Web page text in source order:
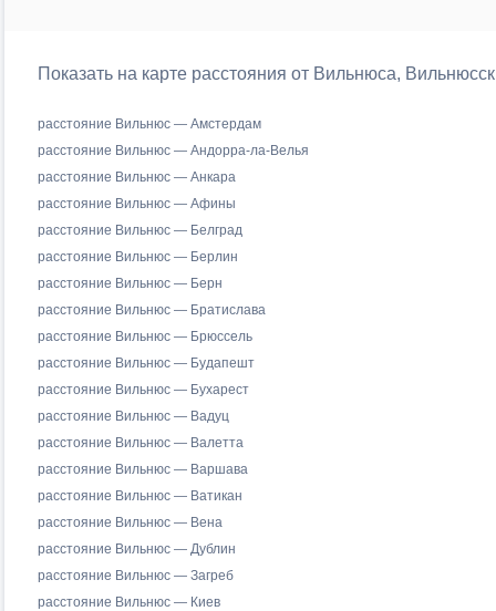
Показать на карте расстояния от Вильнюса,
расстояние Вильнюс — Амстердам
расстояние Вильнюс — Андорра-ла-Велья
расстояние Вильнюс — Анкара
расстояние Вильнюс — Афины
расстояние Вильнюс — Белград
расстояние Вильнюс — Берлин
расстояние Вильнюс — Берн
расстояние Вильнюс — Братислава
расстояние Вильнюс — Брюссель
расстояние Вильнюс — Будапешт
расстояние Вильнюс — Бухарест
расстояние Вильнюс — Вадуц
расстояние Вильнюс — Валетта
расстояние Вильнюс — Варшава
расстояние Вильнюс — Ватикан
расстояние Вильнюс — Вена
расстояние Вильнюс — Дублин
расстояние Вильнюс — Загреб
расстояние Вильнюс — Киев